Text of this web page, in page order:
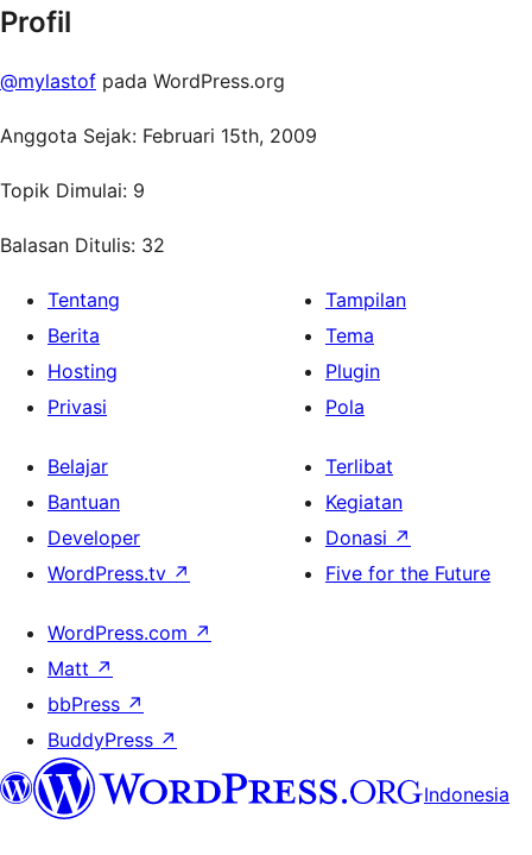
Profil
@mylastof pada WordPress.org
Anggota Sejak: Februari 15th, 2009
Topik Dimulai: 9
Balasan Ditulis: 32
Tentang
Berita
Hosting
Privasi
Tampilan
Tema
Plugin
Pola
Belajar
Bantuan
Developer
WordPress.tv ↗
Terlibat
Kegiatan
Donasi ↗
Five for the Future
WordPress.com ↗
Matt ↗
bbPress ↗
BuddyPress ↗
Indonesia